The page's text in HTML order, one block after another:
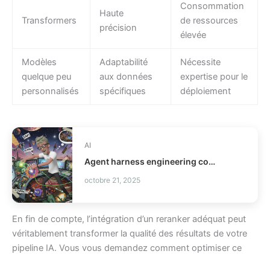
Transformers
Haute
précision
Consommation
de ressources
élevée
Modèles
quelque peu
personnalisés
Adaptabilité
aux données
spécifiques
Nécessite
expertise pour le
déploiement
AI
Agent harness engineering comment fiabiliser vos agents IA ?
octobre 21, 2025
En fin de compte, l’intégration d’un reranker adéquat peut
véritablement transformer la qualité des résultats de votre
pipeline IA. Vous vous demandez comment optimiser ce